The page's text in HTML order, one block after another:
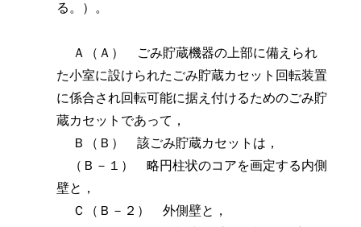
る。）。
Ａ（Ａ） ごみ貯蔵機器の上部に備えられ
た小室に設けられたごみ貯蔵カセット回転装置
に係合され回転可能に据え付けるためのごみ貯
蔵カセットであって，
Ｂ（Ｂ） 該ごみ貯蔵カセットは，
（Ｂ－１） 略円柱状のコアを画定する内側
壁と，
Ｃ（Ｂ－２） 外側壁と，